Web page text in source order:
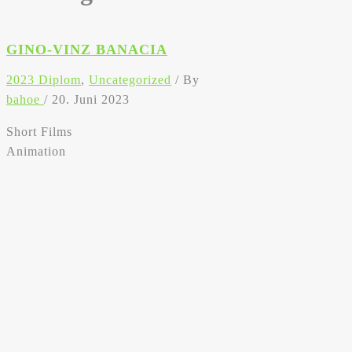
GINO-VINZ BANACIA
2023 Diplom, Uncategorized / By
bahoe / 20. Juni 2023
Short Films
Animation